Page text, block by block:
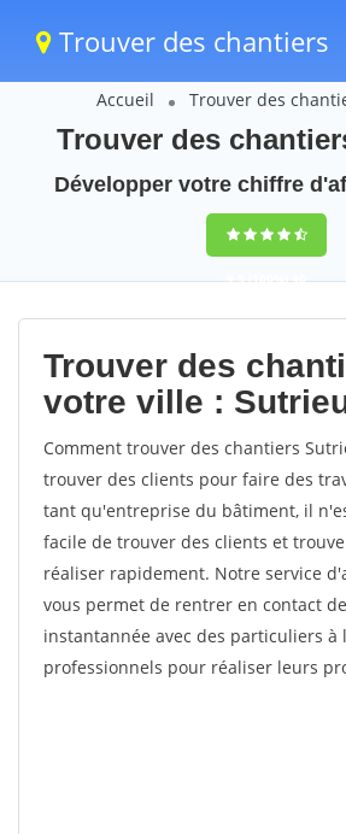
Trouver des chantiers
Accueil Trouver des
Trouver des
Développer votre chiffre
9,5(100%)40
votes
Trouver des
votre ville :
Comment trouver des chantiers
trouver des clients pour faire des
tant qu'entreprise du bâtiment, il
facile de trouver des clients et
réaliser rapidement. Notre service
vous permet de rentrer en contact
instantannée avec des particuliers à
professionnels pour réaliser leurs